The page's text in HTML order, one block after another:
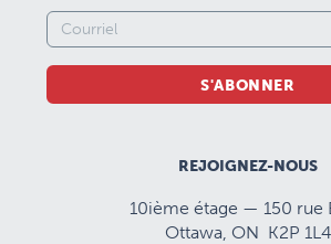
S'ABONNER
REJOIGNEZ-NOUS
10ième étage — 150 rue
Ottawa, ON K2P 1L4